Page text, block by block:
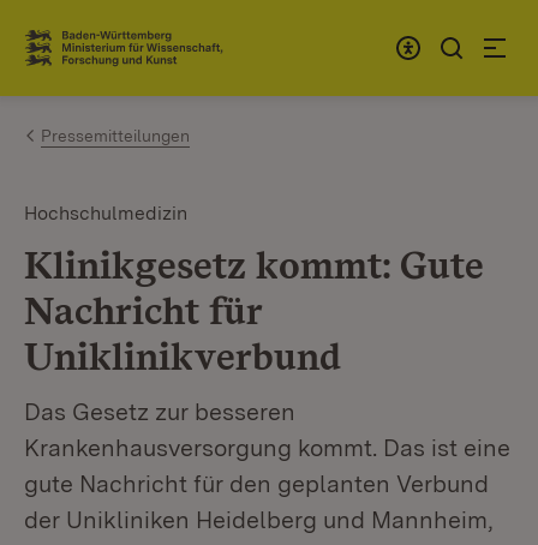
Zum Inhalt springen
Link zur Startseite
Pressemitteilungen
Hochschulmedizin
Klinikgesetz kommt: Gute
Nachricht für
Uniklinikverbund
Das Gesetz zur besseren
Krankenhausversorgung kommt. Das ist eine
gute Nachricht für den geplanten Verbund
der Unikliniken Heidelberg und Mannheim,